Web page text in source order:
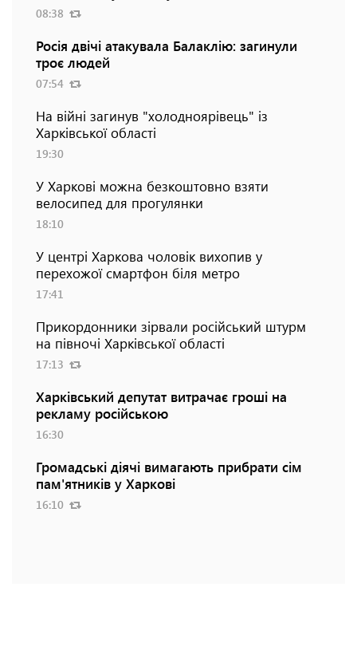
08:38
Росія двічі атакувала Балаклію: загинули
троє людей
07:54
На війні загинув "холодноярівець" із
Харківської області
19:30
У Харкові можна безкоштовно взяти
велосипед для прогулянки
18:10
У центрі Харкова чоловік вихопив у
перехожої смартфон біля метро
17:41
Прикордонники зірвали російський штурм
на півночі Харківської області
17:13
Харківський депутат витрачає гроші на
рекламу російською
16:30
Громадські діячі вимагають прибрати сім
пам'ятників у Харкові
16:10